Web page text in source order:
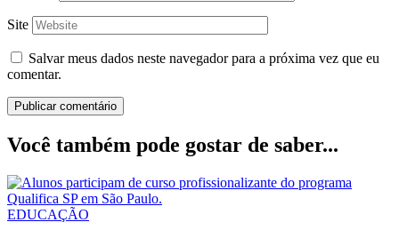
Site
Salvar meus dados neste navegador para a próxima vez que eu
comentar.
Você também pode gostar de saber...
EDUCAÇÃO